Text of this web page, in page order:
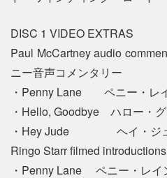
DISC 1 VIDEO EXTRAS
Paul McCartney audio
ニー音声コメンタリー
・Penny Lane ペニー・レ
・Hello, Goodbye ハロー・
・Hey Jude ヘイ・ジ
Ringo Starr filmed
・Penny Lane ペニー・レイ